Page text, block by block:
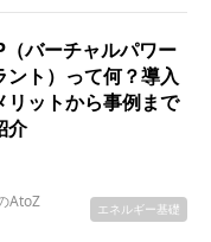
（バーチャルパワー
ント）って何？導入
リットから事例まで
介
AtoZ
エネルギー基礎